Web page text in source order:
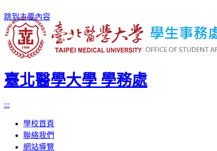
跳到主要內容
臺北醫學大學 學務處
:::
學校首頁
聯絡我們
網站導覽